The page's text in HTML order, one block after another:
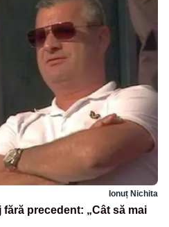
Ionuț Nichita
precedent: „Cât să mai